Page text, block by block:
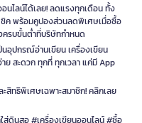
นไลน์ได้เลย! ลดแรงทุกเดือน ทั้ง
ค พร้อมคูปองส่วนลดพิเศษเมื่อซื้อ
ครบขั้นต่ำที่บริษัทกำหนด
นอุปกรณ์อ่านเขียน เครื่องเขียน
ย สะดวก ทุกที่ ทุกเวลา แค่มี App
สิทธิพิเศษเฉพาะสมาชิก! คลิกเลย
ส่ดินสอ #เครื่องเขียนออนไลน์ #ซื้อ